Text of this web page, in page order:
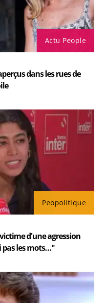
Actu People
dans les rues de
Peopolitique
d'une agression
pas les mots…"